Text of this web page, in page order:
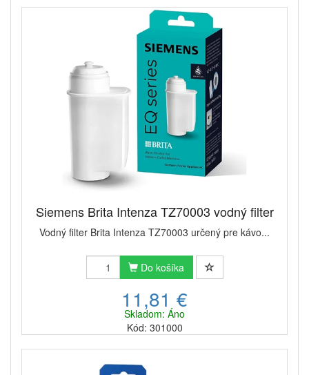
Siemens Brita Intenza TZ70003 vodný filter
Vodný filter Brita Intenza TZ70003 určený pre kávo...
Do košíka
11,81 €
Skladom: Áno
Kód: 301000